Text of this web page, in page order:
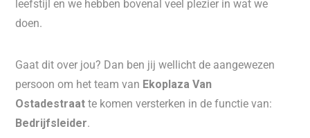
leefstijl en we hebben bovenal veel plezier in wat we
doen.
Gaat dit over jou? Dan ben jij wellicht de aangewezen
persoon om het team van Ekoplaza Van
Ostadestraat te komen versterken in de functie van:
Bedrijfsleider.